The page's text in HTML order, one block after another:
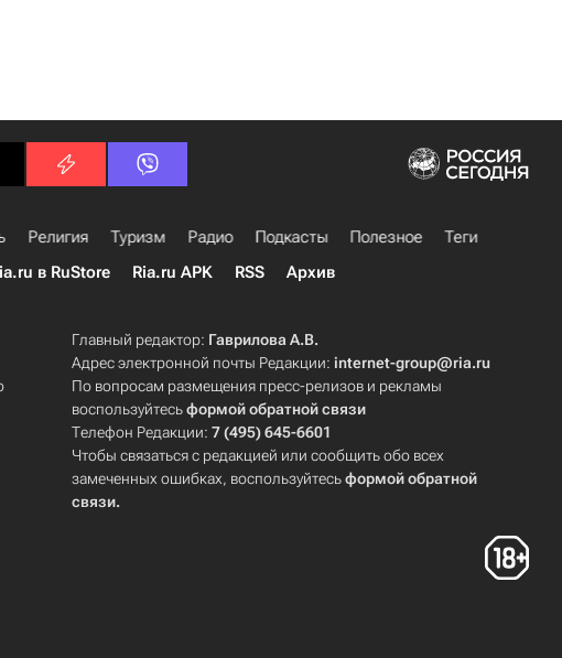
Религия Туризм Радио Подкасты Полезное
Теги
в RuStore Ria.ru APK RSS Архив
Главный редактор: Гаврилова А.В.
Адрес электронной почты Редакции:internet-group@ria.ru
По вопросам размещения пресс-релизов и рекламы
воспользуйтесьформой обратной связи
Телефон Редакции:7 (495) 645-6601
Чтобы связаться с редакцией или сообщить обо всех
замеченных ошибках, воспользуйтесьформой обратной
связи.